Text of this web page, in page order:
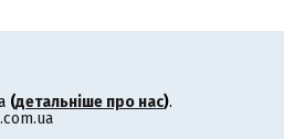
(детальніше про нас).